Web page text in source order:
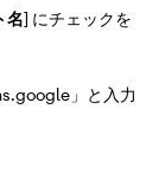
名] にチェックを
」と入力